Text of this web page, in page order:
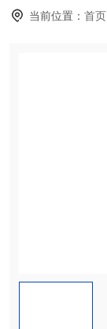
当前位置：首页